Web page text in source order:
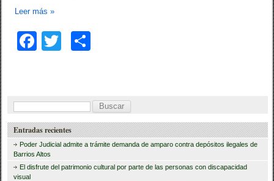
Leer más»
F
e
b
o
o
T
er p
ar
tir
B
u
s
c
a
Entradas recientes
Poder Judicial admite a trámite demanda de amparo contra depósitos ilegales de
Barrios Altos
El disfrute del patrimonio cultural por parte de las personas con discapacidad
visual